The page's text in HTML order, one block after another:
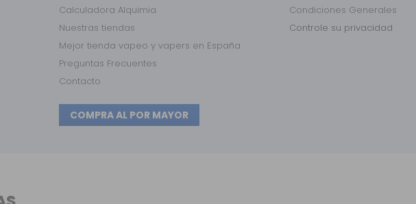
Calculadora Alquimia
Nuestras tiendas
Mejor tienda vapeo y vapers en España
Preguntas Frecuentes
Contacto
COMPRA AL POR MAYOR
Condiciones Generales
Controle su privacidad